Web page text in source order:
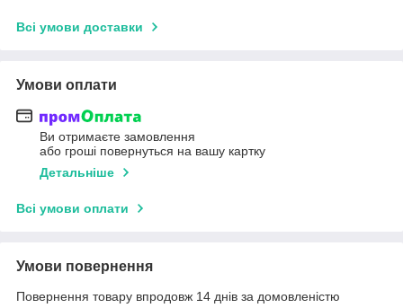
Всі умови доставки
Умови оплати
Ви отримаєте замовлення
або гроші повернуться на вашу картку
Детальніше
Всі умови оплати
Умови повернення
Повернення товару впродовж 14 днів за домовленістю